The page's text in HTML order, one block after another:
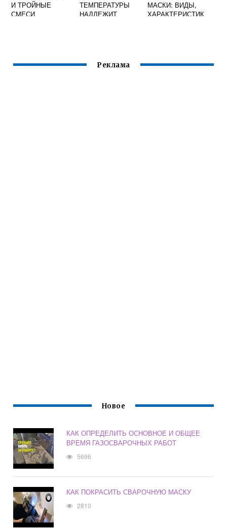
И ТРОЙНЫЕ
СМЕСИ
ТЕМПЕРАТУРЫ
НАДЛЕЖИТ
СВАРКЕ
МАСКИ: ВИДЫ,
ХАРАКТЕРИСТИК
Реклама
Новое
КАК ОПРЕДЕЛИТЬ ОСНОВНОЕ И ОБЩЕЕ
ВРЕМЯ ГАЗОСВАРОЧНЫХ РАБОТ
5696
КАК ПОКРАСИТЬ СВАРОЧНУЮ МАСКУ
2810